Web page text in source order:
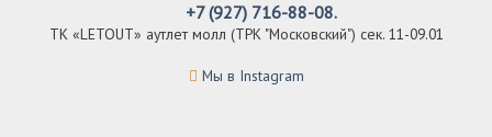
+7 (927) 716-88-08.
ТК «LETOUT» аутлет молл (ТРК "Московский") сек. 11-09.01
Мы в Instagram